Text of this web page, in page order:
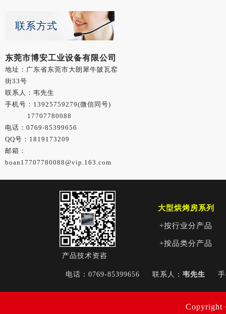
联系方式
东莞市博安工业设备有限公司
地址：广东省东莞市大朗犀牛陂瓦窑
街33号
联系人：韦先生
手机号： 13925759279(微信同号)
17707780088
电话：0769-85399656
QQ号：1819173209
邮箱：
boan17707780088@vip.163.com
产品技术资咨
大型烘烤房系列
+按行业分产品
+按品类分产品
电话：0769-85399656 联系人： 韦先生
Copyright